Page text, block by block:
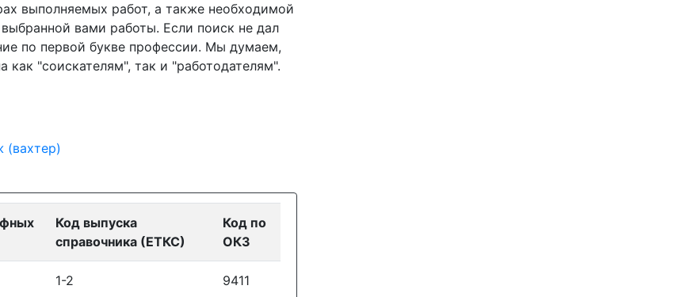
выполняемых работ, а также необходимой
вами работы. Если поиск не дал
по первой букве профессии. Мы думаем,
как "соискателям", так и "работодателям".
(вахтер)
Код выпуска
справочника (ЕТКС)
Код по
ОКЗ
1-2 9411